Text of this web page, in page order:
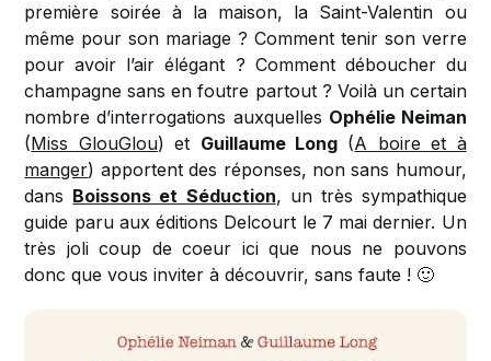
première soirée à la maison, la Saint-Valentin ou
même pour son mariage ? Comment tenir son verre
pour avoir l’air élégant ? Comment déboucher du
champagne sans en foutre partout ? Voilà un certain
nombre d’interrogations auxquelles Ophélie Neiman
(Miss GlouGlou) et Guillaume Long (A boire et à
manger) apportent des réponses, non sans humour,
dans Boissons et Séduction, un très sympathique
guide paru aux éditions Delcourt le 7 mai dernier. Un
très joli coup de coeur ici que nous ne pouvons
donc que vous inviter à découvrir, sans faute ! 🙂